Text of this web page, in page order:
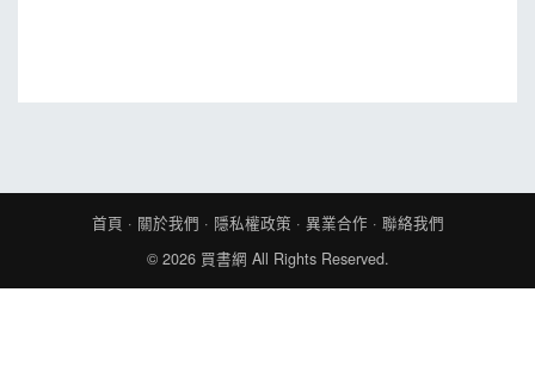
首頁 · 關於我們 · 隱私權政策 · 異業合作 · 聯絡我們
© 2026 買書網 All Rights Reserved.